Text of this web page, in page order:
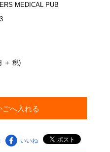
MEDICAL PUB
＋ 税)
いいね